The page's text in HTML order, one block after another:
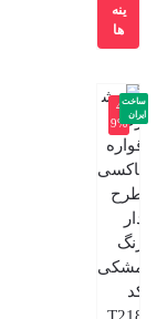
ینه
ها
-4
9%
ساخت
ایران